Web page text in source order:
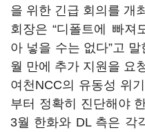
을 위한 긴급 회의를 개
회장은 “디폴트에 빠
아 넣을 수는 없다”고
월 만에 추가 지원을 요
여천NCC의 유동성 위
부터 정확히 진단해야
3월 한화와 DL 측은 각